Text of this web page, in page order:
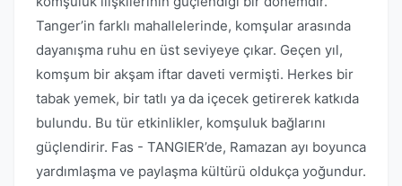
Tanger’in farklı mahallelerinde, komşular arasında
dayanışma ruhu en üst seviyeye çıkar. Geçen yıl,
komşum bir akşam iftar daveti vermişti. Herkes bir
tabak yemek, bir tatlı ya da içecek getirerek katkıda
bulundu. Bu tür etkinlikler, komşuluk bağlarını
güçlendirir. Fas - TANGIER’de, Ramazan ayı boyunca
yardımlaşma ve paylaşma kültürü oldukça yoğundur.